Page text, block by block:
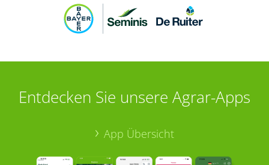
Entdecken Sie unsere Agrar-Apps
App Übersicht